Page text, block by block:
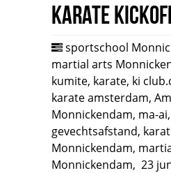
Karate
sportschool
martial arts
kumite, karate, ki
karate amsterdam,
Monnickendam, ma-ai,
gevechtsafstand,
Monnickendam,
Monnickendam, 23